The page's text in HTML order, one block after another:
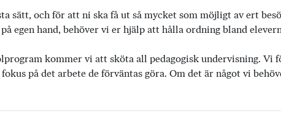
sätt, och för att ni ska få ut så mycket som möjligt av ert
egen hand, behöver vi er hjälp att hålla ordning bland
kommer vi att sköta all pedagogisk undervisning. Vi
på det arbete de förväntas göra. Om det är något vi